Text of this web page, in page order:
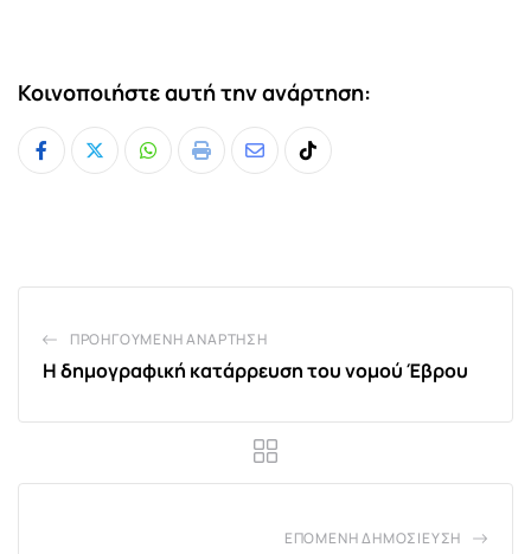
Κοινοποιήστε αυτή την ανάρτηση:
Whatsapp
Print
ShareTiktok
ΠΡΟΗΓΟΎΜΕΝΗ ΑΝΆΡΤΗΣΗ
Η δημογραφική κατάρρευση του νομού Έβρου
ΕΠΌΜΕΝΗ ΔΗΜΟΣΊΕΥΣΗ